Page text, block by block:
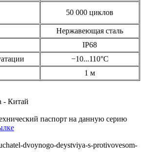
50 000 циклов
Нержавеющая сталь
IP68
−10...110°С
1 м
- Китай
паспорт на данную серию